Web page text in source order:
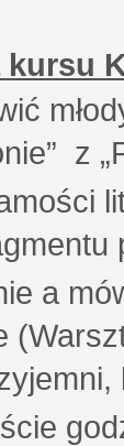
kursu
z
a